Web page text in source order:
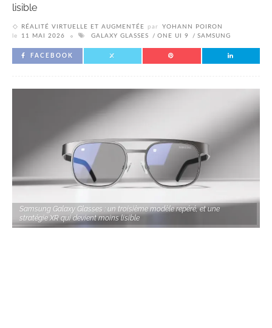
lisible
RÉALITÉ VIRTUELLE ET AUGMENTÉE par
YOHANN POIRON
le
11 MAI 2026 GALAXY GLASSES ONE UI 9 SAMSUNG
FACEBOOK
Samsung Galaxy Glasses : un troisième modèle repéré, et une
stratégie XR qui devient moins lisible